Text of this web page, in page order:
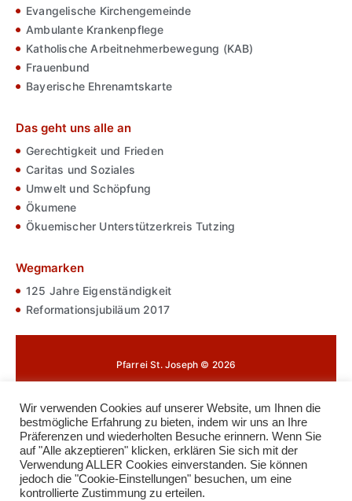
Evangelische Kirchengemeinde
Ambulante Krankenpflege
Katholische Arbeitnehmerbewegung (KAB)
Frauenbund
Bayerische Ehrenamtskarte
Das geht uns alle an
Gerechtigkeit und Frieden
Caritas und Soziales
Umwelt und Schöpfung
Ökumene
Ökuemischer Unterstützerkreis Tutzing
Wegmarken
125 Jahre Eigenständigkeit
Reformationsjubiläum 2017
Pfarrei St. Joseph © 2026
Datenschutz
Cookie-Richtlinie
Kontakt
Wir verwenden Cookies auf unserer Website, um Ihnen die
bestmögliche Erfahrung zu bieten, indem wir uns an Ihre
Präferenzen und wiederholten Besuche erinnern. Wenn Sie
auf "Alle akzeptieren" klicken, erklären Sie sich mit der
Verwendung ALLER Cookies einverstanden. Sie können
jedoch die "Cookie-Einstellungen" besuchen, um eine
kontrollierte Zustimmung zu erteilen.